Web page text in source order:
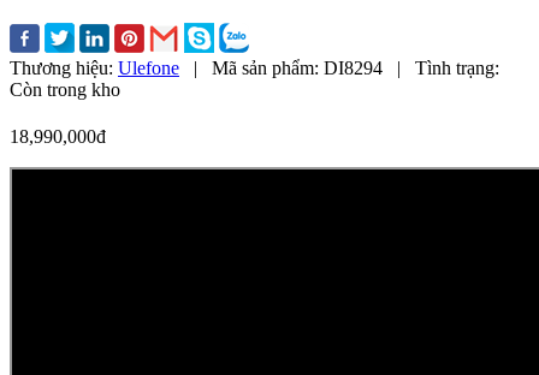
Thương hiệu: Ulefone | Mã sản phẩm: DI8294 |
Tình trạng:
Còn trong kho
18,990,000đ